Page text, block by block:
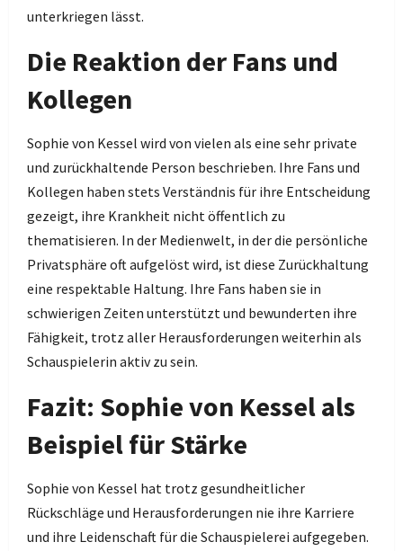
unterkriegen lässt.
Die Reaktion der Fans und
Kollegen
Sophie von Kessel wird von vielen als eine sehr private
und zurückhaltende Person beschrieben. Ihre Fans und
Kollegen haben stets Verständnis für ihre Entscheidung
gezeigt, ihre Krankheit nicht öffentlich zu
thematisieren. In der Medienwelt, in der die persönliche
Privatsphäre oft aufgelöst wird, ist diese Zurückhaltung
eine respektable Haltung. Ihre Fans haben sie in
schwierigen Zeiten unterstützt und bewunderten ihre
Fähigkeit, trotz aller Herausforderungen weiterhin als
Schauspielerin aktiv zu sein.
Fazit: Sophie von Kessel als
Beispiel für Stärke
Sophie von Kessel hat trotz gesundheitlicher
Rückschläge und Herausforderungen nie ihre Karriere
und ihre Leidenschaft für die Schauspielerei aufgegeben.